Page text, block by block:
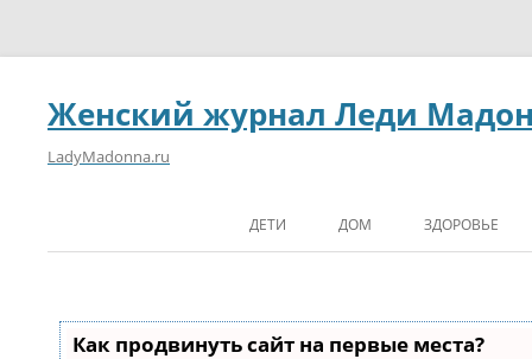
Женский журнал Леди
LadyMadonna.ru
ДЕТИ ДОМ ЗДОРОВЬЕ
Как продвинуть сайт на первые места?